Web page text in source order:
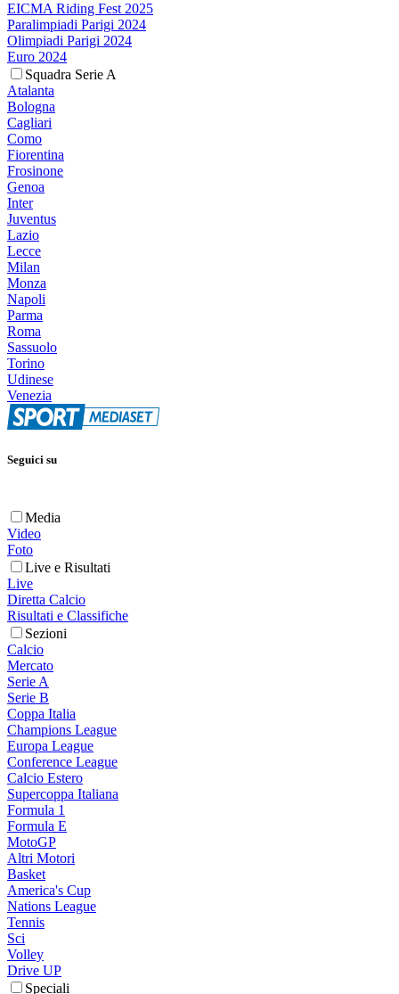
EICMA Riding Fest 2025
Paralimpiadi Parigi 2024
Olimpiadi Parigi 2024
Euro 2024
Squadra Serie A
Atalanta
Bologna
Cagliari
Como
Fiorentina
Frosinone
Genoa
Inter
Juventus
Lazio
Lecce
Milan
Monza
Napoli
Parma
Roma
Sassuolo
Torino
Udinese
Venezia
Seguici su
Media
Video
Foto
Live e Risultati
Live
Diretta Calcio
Risultati e Classifiche
Sezioni
Calcio
Mercato
Serie A
Serie B
Coppa Italia
Champions League
Europa League
Conference League
Calcio Estero
Supercoppa Italiana
Formula 1
Formula E
MotoGP
Altri Motori
Basket
America's Cup
Nations League
Tennis
Sci
Volley
Drive UP
Speciali